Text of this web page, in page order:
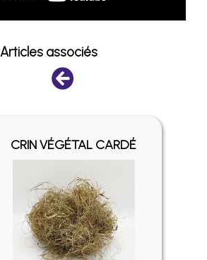
Articles associés
CRIN VÉGÉTAL CARDÉ